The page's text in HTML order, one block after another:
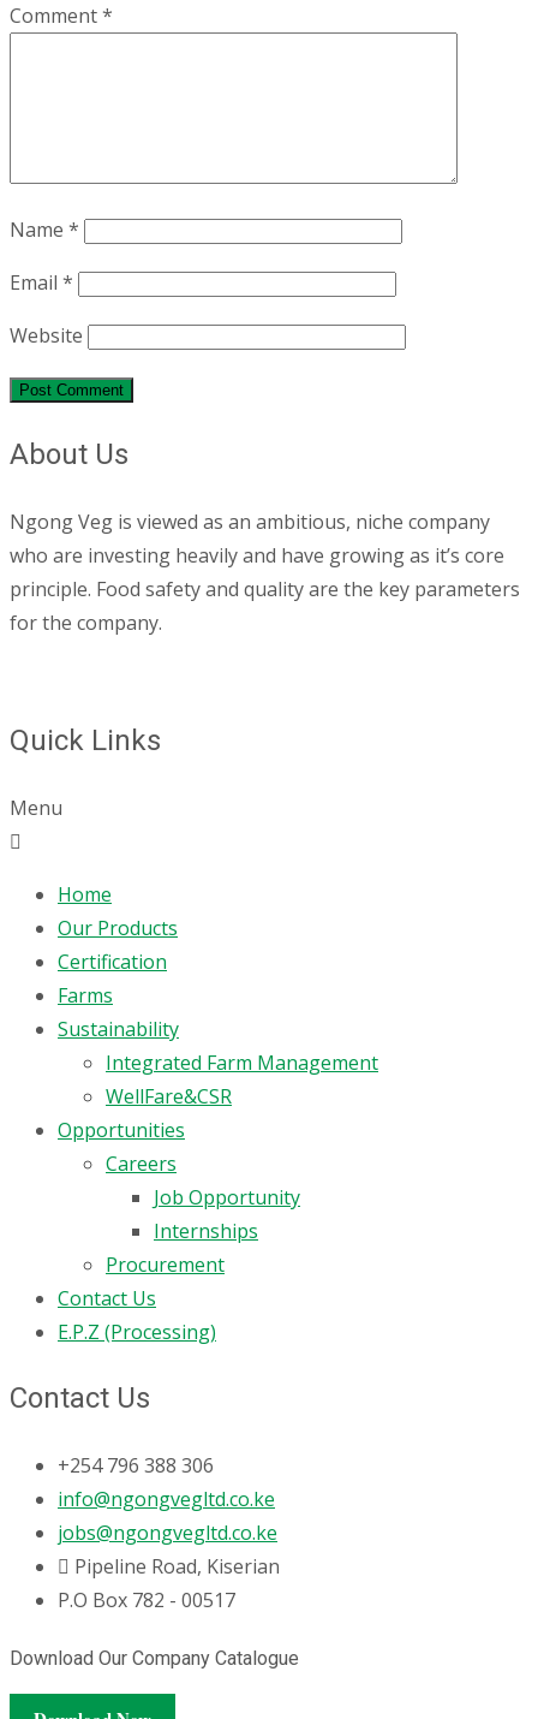
Comment*
Name *
Email *
Website
About Us
Ngong Veg is viewed as an ambitious, niche company
who are investing heavily and have growing as it’s core
principle. Food safety and quality are the key parameters
for the company.
Quick Links
Menu
Home
Our Products
Certification
Farms
Sustainability
Integrated Farm Management
WellFare&CSR
Opportunities
Careers
Job Opportunity
Internships
Procurement
Contact Us
E.P.Z (Processing)
Contact Us
+254 796 388 306
info@ngongvegltd.co.ke
jobs@ngongvegltd.co.ke
Pipeline Road, Kiserian
P.O Box 782 - 00517
Download Our Company Catalogue